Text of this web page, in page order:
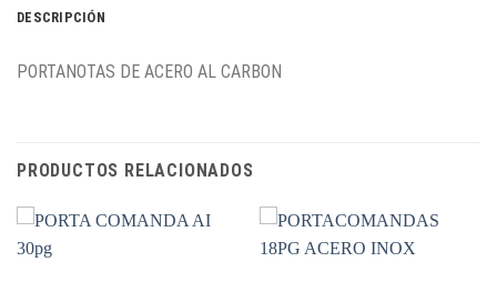
DESCRIPCIÓN
PORTANOTAS DE ACERO AL CARBON
PRODUCTOS RELACIONADOS